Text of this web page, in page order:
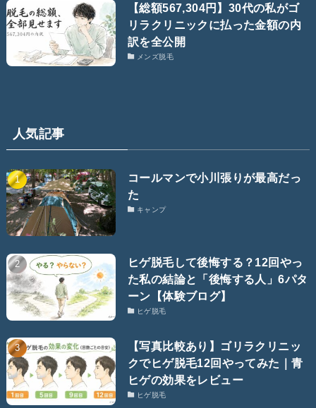
【総額567,304円】30代の私がゴ
リラクリニックに払った金額の内
訳を全公開
メンズ脱毛
人気記事
コールマンで小川張りが最高だっ
た
キャンプ
ヒゲ脱毛して後悔する？12回やっ
た私の結論と「後悔する人」6パタ
ーン【体験ブログ】
ヒゲ脱毛
【写真比較あり】ゴリラクリニッ
クでヒゲ脱毛12回やってみた｜青
ヒゲの効果をレビュー
ヒゲ脱毛